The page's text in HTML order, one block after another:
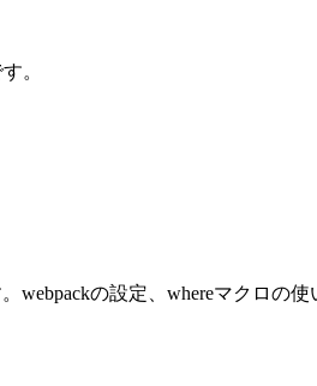
。
の設定、whereマクロの